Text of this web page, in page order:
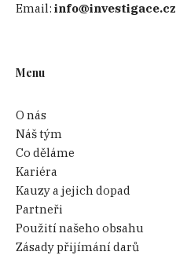
Email:info@investigace.cz
Menu
O nás
Náš tým
Co děláme
Kariéra
Kauzy a jejich dopad
Partneři
Použití našeho obsahu
Zásady přijímání darů